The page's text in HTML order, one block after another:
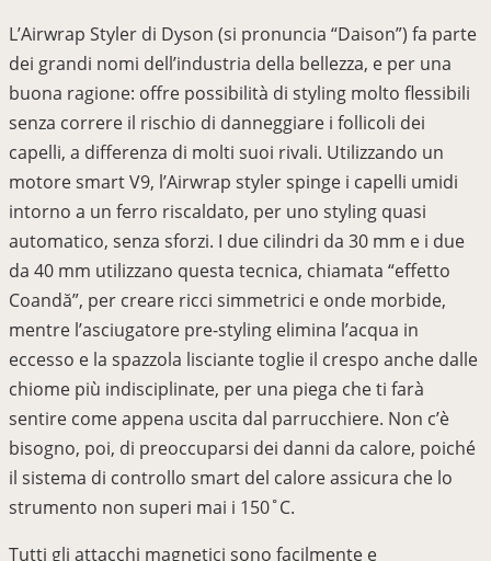
L’Airwrap Styler di Dyson (si pronuncia “Daison”) fa parte
dei grandi nomi dell’industria della bellezza, e per una
buona ragione: offre possibilità di styling molto flessibili
senza correre il rischio di danneggiare i follicoli dei
capelli, a differenza di molti suoi rivali. Utilizzando un
motore smart V9, l’Airwrap styler spinge i capelli umidi
intorno a un ferro riscaldato, per uno styling quasi
automatico, senza sforzi. I due cilindri da 30 mm e i due
da 40 mm utilizzano questa tecnica, chiamata “effetto
Coandă”, per creare ricci simmetrici e onde morbide,
mentre l’asciugatore pre-styling elimina l’acqua in
eccesso e la spazzola lisciante toglie il crespo anche dalle
chiome più indisciplinate, per una piega che ti farà
sentire come appena uscita dal parrucchiere. Non c’è
bisogno, poi, di preoccuparsi dei danni da calore, poiché
il sistema di controllo smart del calore assicura che lo
strumento non superi mai i 150˚C.
Tutti gli attacchi magnetici sono facilmente e